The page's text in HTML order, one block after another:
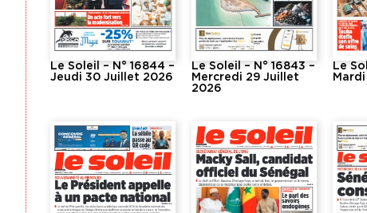
Le Soleil – N° 16844 –
Jeudi 30 Juillet 2026
Le Soleil – N° 16843 –
Mercredi 29 Juillet
2026
Le